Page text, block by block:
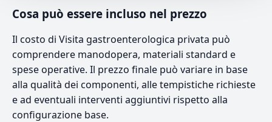
Cosa può essere incluso nel prezzo
Il costo di Visita gastroenterologica privata può
comprendere manodopera, materiali standard e
spese operative. Il prezzo finale può variare in base
alla qualità dei componenti, alle tempistiche richieste
e ad eventuali interventi aggiuntivi rispetto alla
configurazione base.